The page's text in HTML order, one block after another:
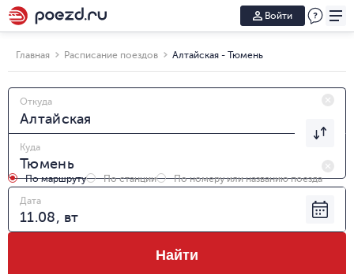
Войти
Главная Расписание поездов Алтайская - Тюмень
Откуда
Куда
По маршруту По станции
По номеру или названию поезда
Дата
Найти